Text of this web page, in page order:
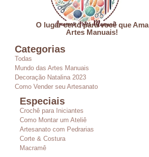
O lugar certo para você que Ama
Artes Manuais!
Categorias
Todas
Mundo das Artes Manuais
Decoração Natalina 2023
Como Vender seu Artesanato
Especiais
Crochê para Iniciantes
Como Montar um Ateliê
Artesanato com Pedrarias
Corte & Costura
Macramê